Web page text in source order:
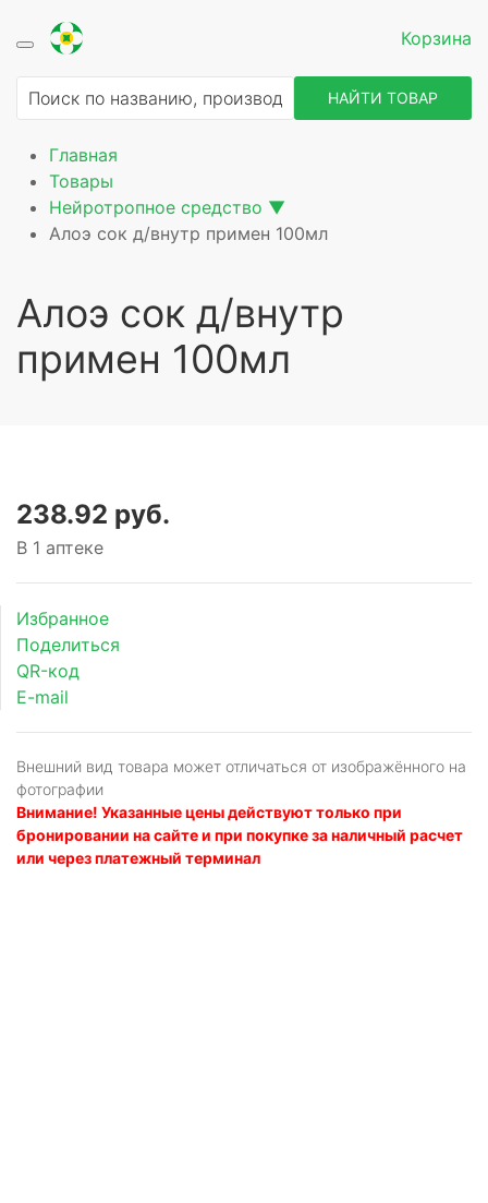
Корзина
НАЙТИ ТОВАР
Главная
Товары
Нейротропное средство ▼
Алоэ сок д/внутр примен 100мл
Алоэ сок д/внутр
примен 100мл
238.92 руб.
В 1 аптеке
Избранное
Поделиться
QR-код
E-mail
Внешний вид товара может отличаться от изображённого на
фотографии
Внимание! Указанные цены действуют только при
бронировании на сайте и при покупке за наличный расчет
или через платежный терминал